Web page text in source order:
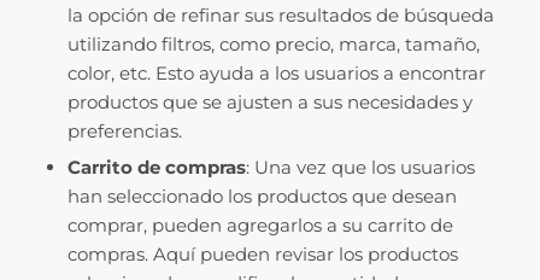
la opción de refinar sus resultados de búsqueda
utilizando filtros, como precio, marca, tamaño,
color, etc. Esto ayuda a los usuarios a encontrar
productos que se ajusten a sus necesidades y
preferencias.
Carrito de compras: Una vez que los usuarios
han seleccionado los productos que desean
comprar, pueden agregarlos a su carrito de
compras. Aquí pueden revisar los productos